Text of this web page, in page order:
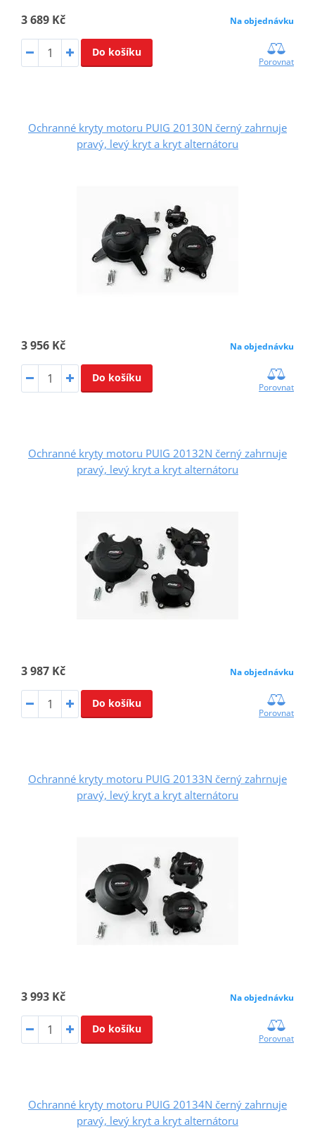
3 689 Kč Na objednávku
Do košíku
Porovnat
Ochranné kryty motoru PUIG 20130N černý zahrnuje
pravý, levý kryt a kryt alternátoru
3 956 Kč Na objednávku
Do košíku
Porovnat
Ochranné kryty motoru PUIG 20132N černý zahrnuje
pravý, levý kryt a kryt alternátoru
3 987 Kč Na objednávku
Do košíku
Porovnat
Ochranné kryty motoru PUIG 20133N černý zahrnuje
pravý, levý kryt a kryt alternátoru
3 993 Kč Na objednávku
Do košíku
Porovnat
Ochranné kryty motoru PUIG 20134N černý zahrnuje
pravý, levý kryt a kryt alternátoru